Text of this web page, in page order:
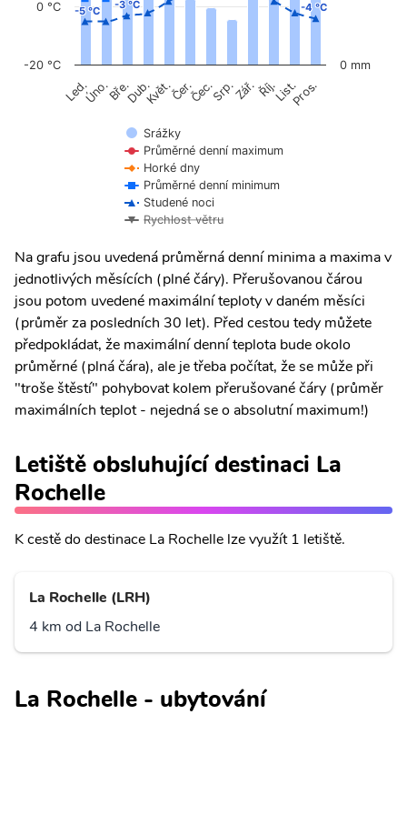
-5 °C
-5 °C -3 °C
-3 °C
-4 °C
-4 °C
Srážky
Průměrné denní maximum
Horké dny
Průměrné denní minimum
Studené noci
Rychlost větru
Led.Úno.Bře.Dub.Květ.Čer.Čec.Srp.Zář.Říj.List.Pros.
-20 °C
0 °C
0 mm
Na grafu jsou uvedená průměrná denní minima a maxima v
jednotlivých měsících (plné čáry). Přerušovanou čárou
jsou potom uvedené maximální teploty v daném měsíci
(průměr za posledních 30 let). Před cestou tedy můžete
předpokládat, že maximální denní teplota bude okolo
průměrné (plná čára), ale je třeba počítat, že se může při
"troše štěstí" pohybovat kolem přerušované čáry (průměr
maximálních teplot - nejedná se o absolutní maximum!)
Letiště obsluhující destinaci La
Rochelle
K cestě do destinace La Rochelle lze využít 1 letiště.
La Rochelle (LRH)
4 km od La Rochelle
La Rochelle - ubytování